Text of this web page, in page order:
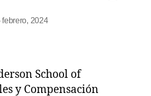
febrero, 2024
School of
y Compensación